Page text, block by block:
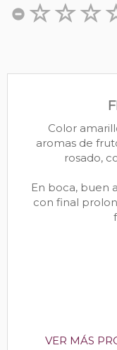
Color
aromas de
rosado,
En boca, buen
con final
VER MÁS